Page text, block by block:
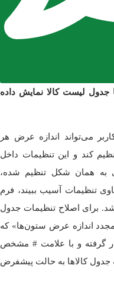
جدول لیست کالا نمایش داده
می‌تواند اندازه عرض هر
کند و این تنظیمات داخل
به همان شکل تنظیم شده،
تنظیمات آسیب ببیند، فرم
برای اصلاح تنظیمات جدول
مجدد اندازه عرض ستون‌ها» که
گرفته و با علامت # مشخص
جدول کالاها به حالت پیشفرض